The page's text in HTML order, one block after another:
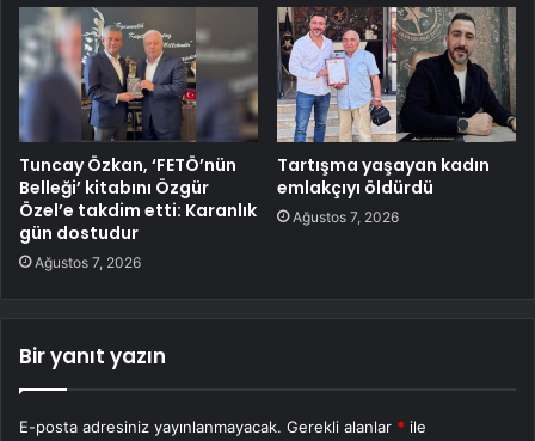
Tuncay Özkan, ‘FETÖ’nün
Belleği’ kitabını Özgür
Özel’e takdim etti: Karanlık
gün dostudur
Ağustos 7, 2026
Tartışma yaşayan kadın
emlakçıyı öldürdü
Ağustos 7, 2026
Bir yanıt yazın
E-posta adresiniz yayınlanmayacak. Gerekli alanlar * ile